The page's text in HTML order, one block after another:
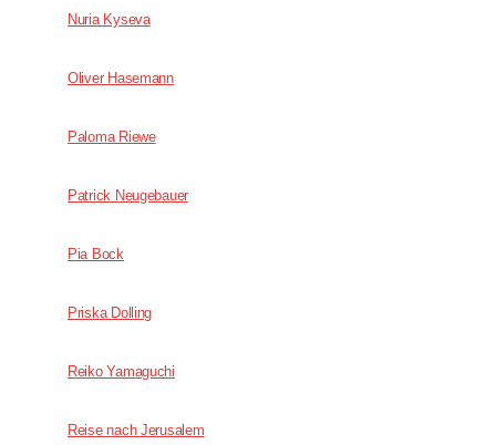
Nuria Kyseva
Oliver Hasemann
Paloma Riewe
Patrick Neugebauer
Pia Bock
Priska Dolling
Reiko Yamaguchi
Reise nach Jerusalem